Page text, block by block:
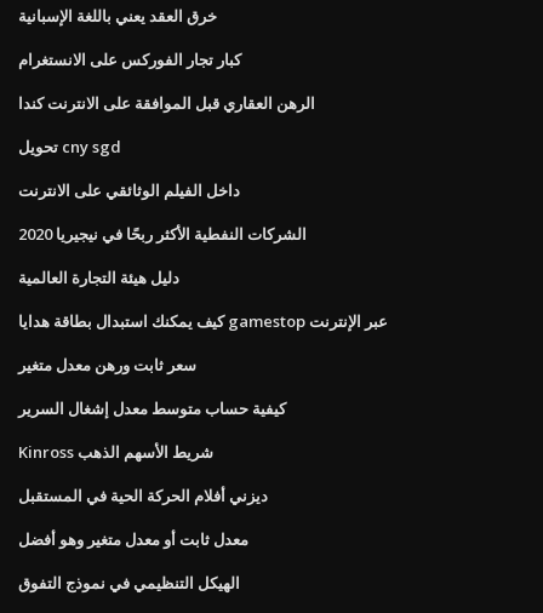
خرق العقد يعني باللغة الإسبانية
كبار تجار الفوركس على الانستغرام
الرهن العقاري قبل الموافقة على الانترنت كندا
تحويل cny sgd
داخل الفيلم الوثائقي على الانترنت
الشركات النفطية الأكثر ربحًا في نيجيريا 2020
دليل هيئة التجارة العالمية
كيف يمكنك استبدال بطاقة هدايا gamestop عبر الإنترنت
سعر ثابت ورهن معدل متغير
كيفية حساب متوسط ​​معدل إشغال السرير
Kinross شريط الأسهم الذهب
ديزني أفلام الحركة الحية في المستقبل
معدل ثابت أو معدل متغير وهو أفضل
الهيكل التنظيمي في نموذج التفوق